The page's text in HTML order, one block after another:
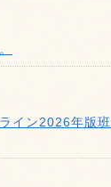
イン2026年版